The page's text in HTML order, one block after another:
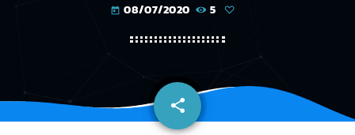
today 08/07/2020 5
share
email